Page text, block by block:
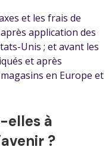
et les frais de
application des
Unis ; et avant les
et après
en Europe et
elles à
?